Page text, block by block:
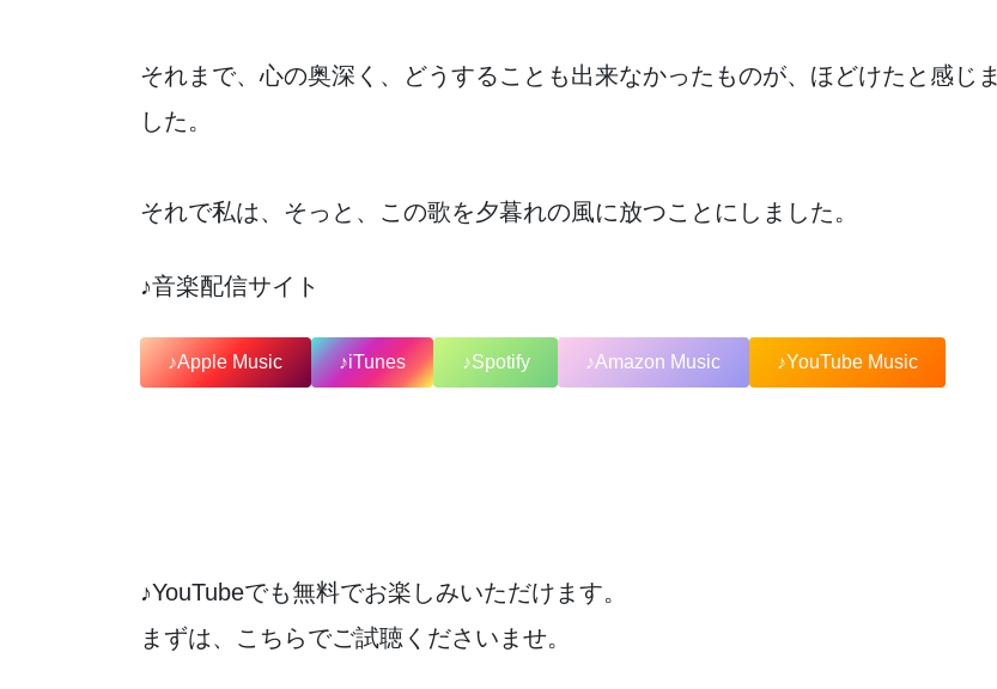
それまで、心の奥深く、どうすることも出来なかったものが、ほどけたと感じま
した。
それで私は、そっと、この歌を夕暮れの風に放つことにしました。
♪音楽配信サイト
♪Apple Music ♪iTunes ♪Spotify ♪Amazon Music ♪YouTube Music
♪YouTubeでも無料でお楽しみいただけます。
まずは、こちらでご試聴くださいませ。